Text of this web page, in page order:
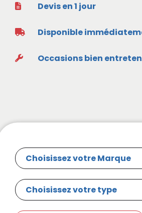
Devis en 1 jour
Disponible
Occasions bien